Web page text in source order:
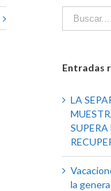
Entradas
LA
la